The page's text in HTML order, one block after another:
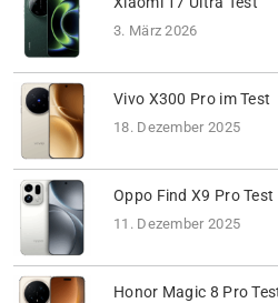
3. März 2026
Vivo X300 Pro im Test
18. Dezember 2025
Oppo Find X9 Pro Test
11. Dezember 2025
Honor Magic 8 Pro